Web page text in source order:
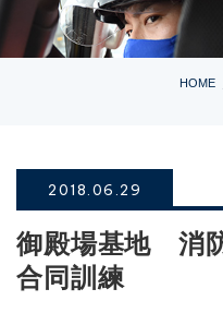
HOME
2018.06.29
御殿場基地 消
合同訓練